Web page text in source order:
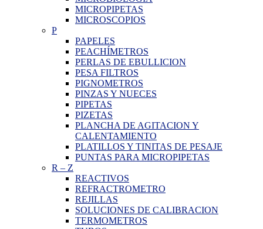
MICROPIPETAS
MICROSCOPIOS
P
PAPELES
PEACHÍMETROS
PERLAS DE EBULLICION
PESA FILTROS
PIGNOMETROS
PINZAS Y NUECES
PIPETAS
PIZETAS
PLANCHA DE AGITACION Y
CALENTAMIENTO
PLATILLOS Y TINITAS DE PESAJE
PUNTAS PARA MICROPIPETAS
R – Z
REACTIVOS
REFRACTROMETRO
REJILLAS
SOLUCIONES DE CALIBRACION
TERMOMETROS